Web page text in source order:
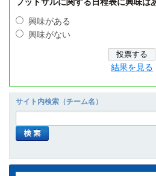
フットサルに関する日程表に興味は
興味がある
興味がない
結果を見る
サイト内検索（チーム名）